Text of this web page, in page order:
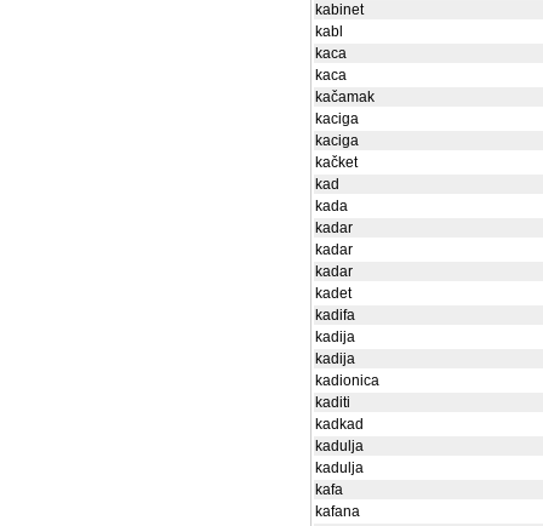
kabinet
kabl
kaca
kaca
kačamak
kaciga
kaciga
kačket
kad
kada
kadar
kadar
kadar
kadet
kadifa
kadija
kadija
kadionica
kaditi
kadkad
kadulja
kadulja
kafa
kafana